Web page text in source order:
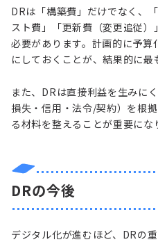
DRは「構築費」だけでなく、
スト費」「更新費（変更追従
必要があります。計画的に予
にしておくことが、結果的に最
また、DRは直接利益を生みに
損失・信用・法令/契約）を根
る材料を整えることが重要にな
DRの今後
デジタル化が進むほど、DRの